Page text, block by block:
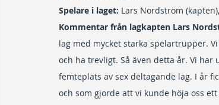
Spelare i laget: Lars Nordström
Kommentar från lagkapten Lars
lag med mycket starka spelartrupper.
och ha trevligt. Så även detta år. Vi har
femteplats av sex deltagande lag. I år
och som gjorde att vi kunde höja oss